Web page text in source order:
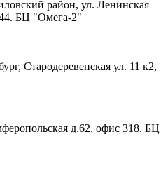
район, ул. Ленинская
БЦ "Омега-2"
Стародеревенская ул. 11 к2,
д.62, офис 318. БЦ